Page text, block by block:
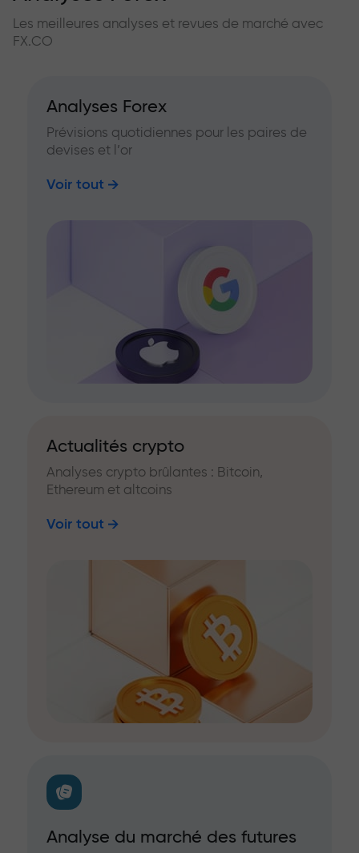
Les meilleures analyses et revues de marché avec
FX.CO
Analyses Forex
Prévisions quotidiennes pour les paires de
devises et l’or
Voir tout
Actualités crypto
Analyses crypto brûlantes : Bitcoin,
Ethereum et altcoins
Voir tout
Analyse du marché des futures